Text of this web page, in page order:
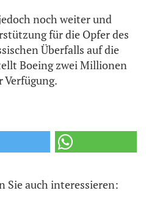
noch weiter und
für die Opfer des
Überfalls auf die
Boeing zwei Millionen
Sie auch interessieren: